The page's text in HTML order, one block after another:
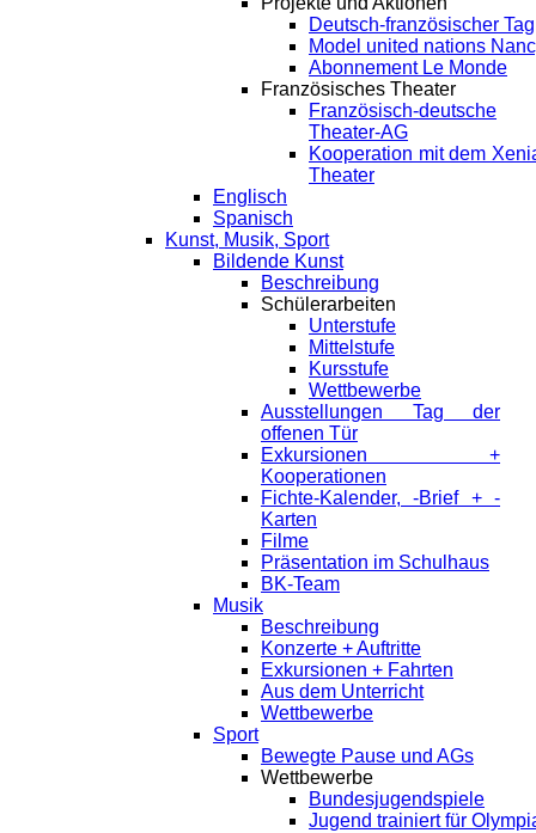
Deutsch-französischer Tag
Model united nations
Abonnement Le Monde
Französisches Theater
Französisch-deutsche
Theater-AG
Kooperation mit dem
Theater
Englisch
Spanisch
Kunst, Musik, Sport
Bildende Kunst
Beschreibung
Schülerarbeiten
Unterstufe
Mittelstufe
Kursstufe
Wettbewerbe
Ausstellungen Tag der
offenen Tür
Exkursionen +
Kooperationen
Fichte-Kalender, -Brief + -
Karten
Filme
Präsentation im Schulhaus
BK-Team
Musik
Beschreibung
Konzerte + Auftritte
Exkursionen + Fahrten
Aus dem Unterricht
Wettbewerbe
Sport
Bewegte Pause und AGs
Wettbewerbe
Bundesjugendspiele
Jugend trainiert für